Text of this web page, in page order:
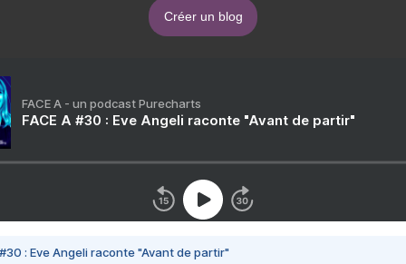
Créer un blog
FACE A - un podcast Purecharts
FACE A #30 : Eve Angeli raconte "Avant de partir"
#30 : Eve Angeli raconte "Avant de partir"